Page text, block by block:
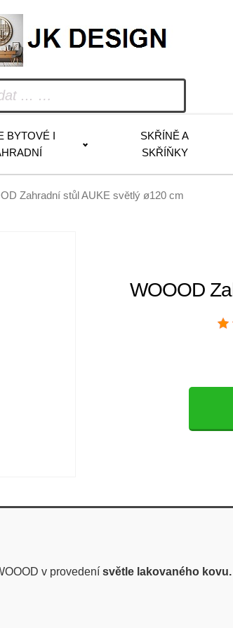
BYTOVÉ I
SKŘÍNĚ A
SKŘÍŇKY
Zahradní stůl AUKE světlý ø120 cm
WOOOD
v provedení světle lakovaného kovu.